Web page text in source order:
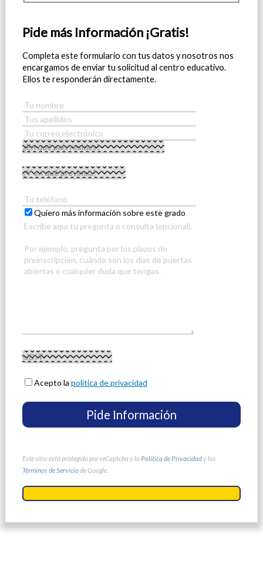
Pide más Información ¡Gratis!
Completa este formulario con tus datos y nosotros nos
encargamos de enviar tu solicitud al centro educativo.
Ellos te responderán directamente.
Quiero más información sobre este grado
Acepto lapolítica de privacidad
Este sitio está protegido por reCaptcha y la Política de Privacidady los
Términos de Serviciode Google.